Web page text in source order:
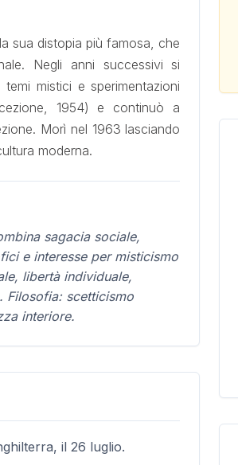
sua distopia più famosa, che
Negli anni successivi si
mistici e sperimentazioni
1954) e continuò a
Morì nel 1963 lasciando
moderna.
sagacia sociale,
e interesse per misticismo
libertà individuale,
Filosofia: scetticismo
interiore.
il 26 luglio.